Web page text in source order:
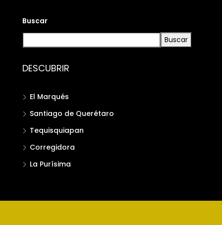
Buscar
Buscar
DESCUBRIR
El Marqués
Santiago de Querétaro
Tequisquiapan
Corregidora
La Purísima